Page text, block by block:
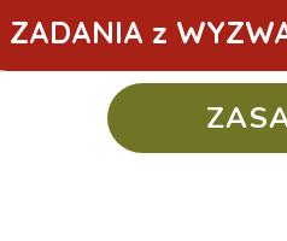
ZADANIA z